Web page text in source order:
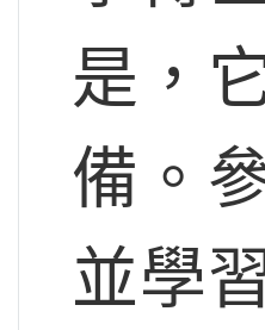
是，
備。
並學